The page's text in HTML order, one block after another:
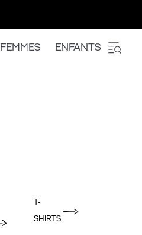
FEMMES ENFANTS
T-
SHIRTS